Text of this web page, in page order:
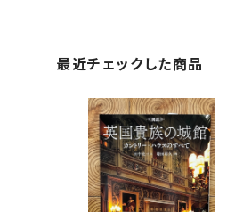
最近チェックした商品